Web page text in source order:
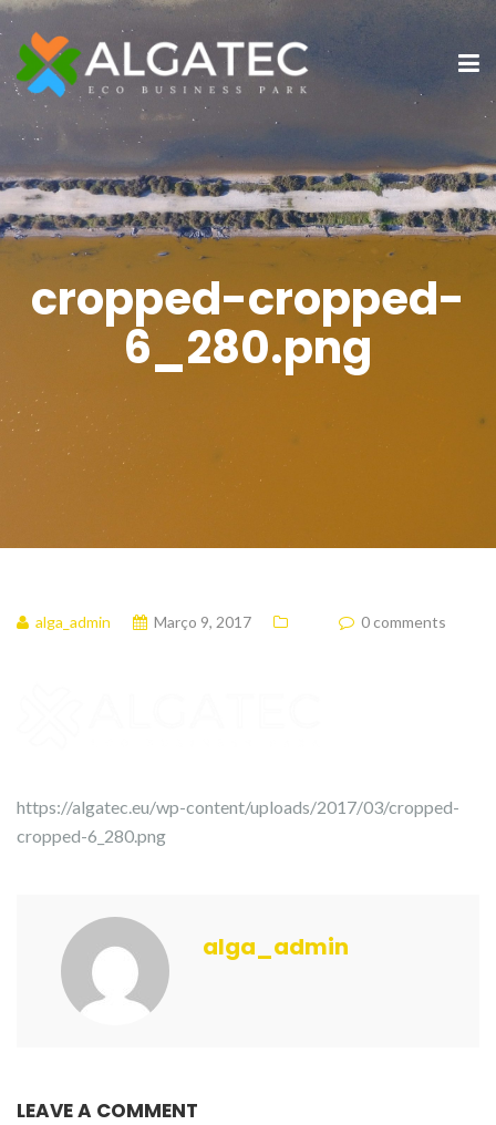
cropped-cropped-
6_280.png
alga_admin Março 9, 2017 0 comments
https://algatec.eu/wp-content/uploads/2017/03/cropped-
cropped-6_280.png
alga_admin
LEAVE A COMMENT